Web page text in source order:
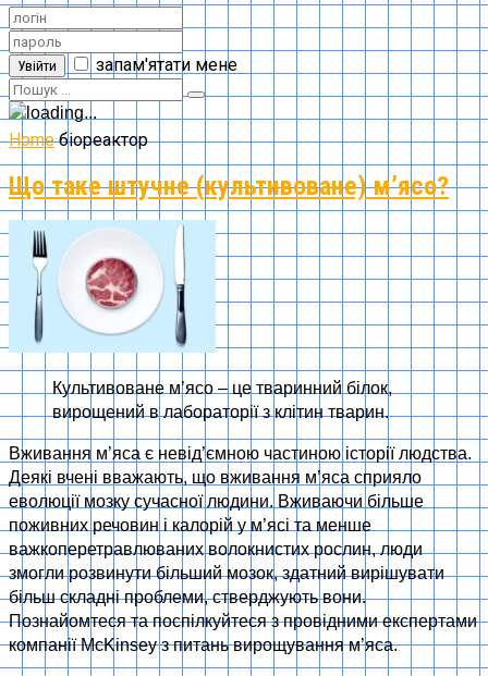
Увійти запам'ятати мене
Home біореактор
Що таке штучне (культивоване) м’ясо?
Культивоване м’ясо – це тваринний білок,
вирощений в лабораторії з клітин тварин.
Вживання м’яса є невід’ємною частиною історії людства.
Деякі вчені вважають, що вживання м’яса сприяло
еволюції мозку сучасної людини. Вживаючи більше
поживних речовин і калорій у м’ясі та менше
важкоперетравлюваних волокнистих рослин, люди
змогли розвинути більший мозок, здатний вирішувати
більш складні проблеми, стверджують вони.
Познайомтеся та поспілкуйтеся з провідними експертами
компанії McKinsey з питань вирощування м’яса.